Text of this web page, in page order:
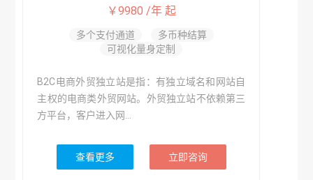
￥9980 /年 起
多个支付通道
多币种结算
可视化量身定制
B2C电商外贸独立站是指：有独立域名和网站自
主权的电商类外贸网站。外贸独立站不依赖第三
方平台，客户进入网...
查看更多 立即咨询